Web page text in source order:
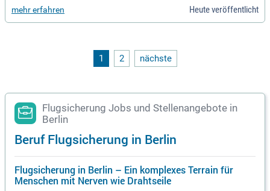
nd Umweltschutzes und Qualitätssicherung
mehr erfahren Heute veröffentlicht
1 2 nächste
Flugsicherung Jobs und Stellenangebote in
Berlin
Beruf Flugsicherung in Berlin
Flugsicherung in Berlin – Ein komplexes Terrain für
Menschen mit Nerven wie Drahtseile